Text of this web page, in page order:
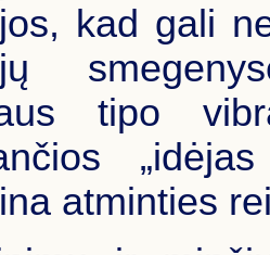
kad gali
tipo
atminties